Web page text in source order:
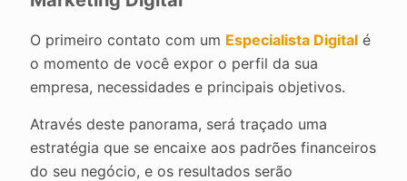
O primeiro contato com um Especialista Digital é
o momento de você expor o perfil da sua
empresa, necessidades e principais objetivos.
Através deste panorama, será traçado uma
estratégia que se encaixe aos padrões financeiros
do seu negócio, e os resultados serão